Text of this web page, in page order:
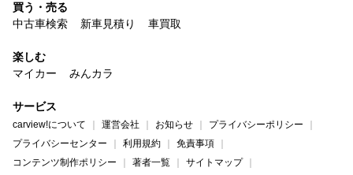
買う・売る
中古車検索
新車見積り 車買取
楽しむ
マイカー
みんカラ
サービス
carview!について 運営会社 お知らせ
プライバシーポリシー
プライバシーセンター
利用規約
免責事項
コンテンツ制作ポリシー
著者一覧
サイトマップ